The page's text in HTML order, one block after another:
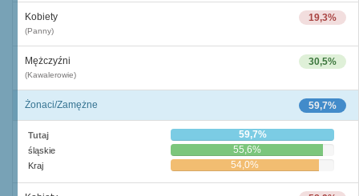
19,3%
Kobiety
(Panny)
30,5%
Mężczyźni
(Kawalerowie)
59,7%
Żonaci/Zamężne
Tutaj 59,7%
śląskie 55,6%
Kraj 54,0%